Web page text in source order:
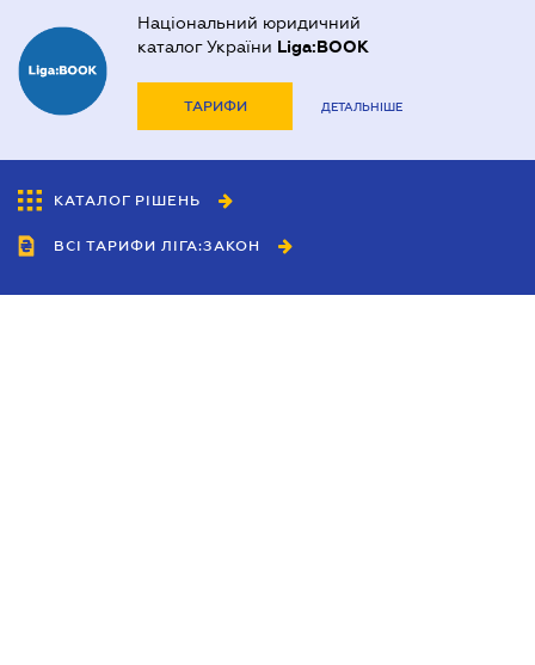
Національний юридичний
каталог України Liga:BOOK
ТАРИФИ ДЕТАЛЬНІШЕ
КАТАЛОГ РІШЕНЬ
ВСІ ТАРИФИ ЛІГА:ЗАКОН